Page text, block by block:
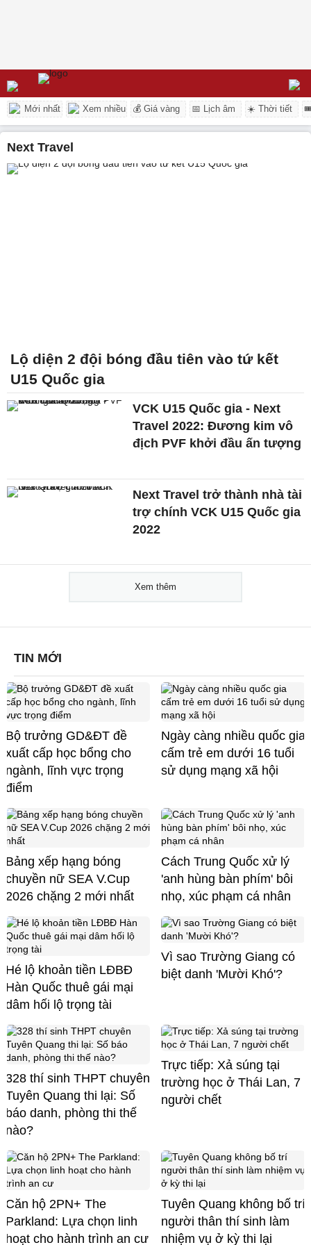
Mới nhất Xem nhiều 💰 Giá vàng 📅 Lịch âm ☀️ Thời tiết
Next Travel
Lộ diện 2 đội bóng đầu tiên vào tứ kết
U15 Quốc gia
VCK U15 Quốc gia - Next
Travel 2022: Đương kim vô
địch PVF khởi đầu ấn tượng
Next Travel trở thành nhà tài
trợ chính VCK U15 Quốc gia
2022
Xem thêm
TIN MỚI
Bộ trưởng GD&ĐT đề
xuất cấp học bổng cho
ngành, lĩnh vực trọng
điểm
Ngày càng nhiều quốc gia
cấm trẻ em dưới 16 tuổi
sử dụng mạng xã hội
Bảng xếp hạng bóng
chuyền nữ SEA V.Cup
2026 chặng 2 mới nhất
Cách Trung Quốc xử lý
'anh hùng bàn phím' bôi
nhọ, xúc phạm cá nhân
Hé lộ khoản tiền LĐBĐ
Hàn Quốc thuê gái mại
dâm hối lộ trọng tài
Vì sao Trường Giang có
biệt danh 'Mười Khó'?
328 thí sinh THPT chuyên
Tuyên Quang thi lại: Số
báo danh, phòng thi thế
nào?
Trực tiếp: Xả súng tại
trường học ở Thái Lan, 7
người chết
Căn hộ 2PN+ The
Parkland: Lựa chọn linh
hoạt cho hành trình an cư
Tuyên Quang không bố trí
người thân thí sinh làm
nhiệm vụ ở kỳ thi lại